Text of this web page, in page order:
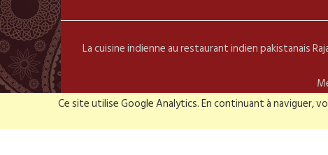
Ce site utilise Google Analytics. En continuant à naviguer,
La cuisine indienne au restaurant indien pakistanais
Dernière